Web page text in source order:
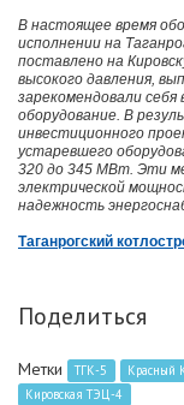
В настоящее время
исполнении на
поставлено на
высокого давления,
зарекомендовали
оборудование. В
инвестиционного
устаревшего
320 до 345 МВт. Эти
электрической
надежность
Таганрогский
Поделиться
Метки ТГК-5 Красный
Кировская ТЭЦ-4